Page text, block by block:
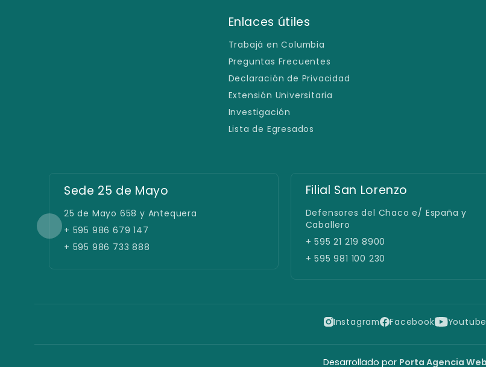
Enlaces útiles
Trabajá en Columbia
Preguntas Frecuentes
Declaración de Privacidad
Extensión Universitaria
Investigación
Lista de Egresados
Sede 25 de Mayo
25 de Mayo 658 y Antequera
+ 595 986 679 147
+ 595 986 733 888
Filial San Lorenzo
Defensores del Chaco e/ España y
Caballero
+ 595 21 219 8900
+ 595 981 100 230
Instagram Facebook Youtube
Desarrollado por Porta Agencia Web